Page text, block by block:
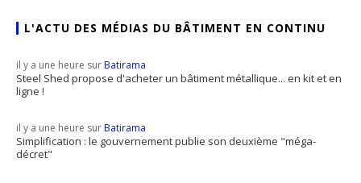
L'ACTU DES MÉDIAS DU BÂTIMENT EN CONTINU
il y a une heure surBatirama
Steel Shed propose d'acheter un bâtiment métallique... en kit et en
ligne !
il y a une heure surBatirama
Simplification : le gouvernement publie son deuxième "méga-
décret"